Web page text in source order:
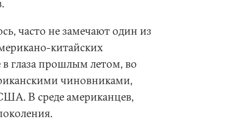
часто не замечают один из
китайских
глаза прошлым летом, во
чиновниками,
В среде американцев,